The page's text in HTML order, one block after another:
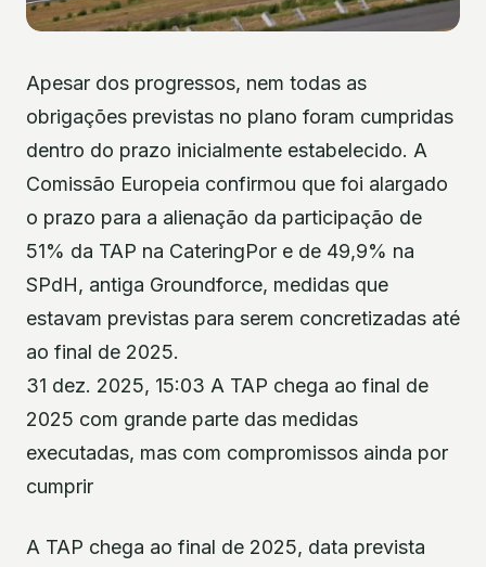
Apesar dos progressos, nem todas as
obrigações previstas no plano foram cumpridas
dentro do prazo inicialmente estabelecido. A
Comissão Europeia confirmou que foi alargado
o prazo para a alienação da participação de
51% da TAP na CateringPor e de 49,9% na
SPdH, antiga Groundforce, medidas que
estavam previstas para serem concretizadas até
ao final de 2025.
31 dez. 2025, 15:03 A TAP chega ao final de
2025 com grande parte das medidas
executadas, mas com compromissos ainda por
cumprir
A TAP chega ao final de 2025, data prevista